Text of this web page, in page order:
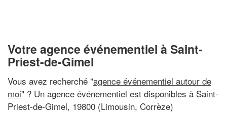
Votre agence événementiel à Saint-
Priest-de-Gimel
Vous avez recherché "agence événementiel autour de
moi" ? Un agence événementiel est disponibles à Saint-
Priest-de-Gimel, 19800 (Limousin, Corrèze)